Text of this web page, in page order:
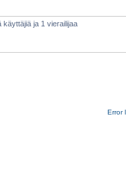
käyttäjiä ja 1 vierailijaa
Error